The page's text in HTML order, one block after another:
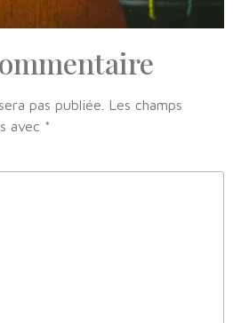
pas publiée. Les champs
avec *